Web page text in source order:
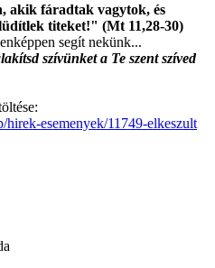
akik fáradtak vagytok, és
titeket!" (Mt 11,28-30)
segít nekünk...
szívünket a Te szent szíved
esemenyek/11749-elkeszult